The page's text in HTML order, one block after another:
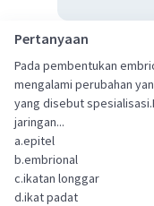
Pertanyaan
Pada pembentukan
mengalami perubahan
yang disebut
jaringan...
a.epitel
b.embrional
c.ikatan longgar
d.ikat padat